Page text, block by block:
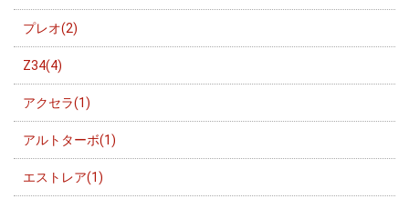
プレオ(2)
Z34(4)
アクセラ(1)
アルトターボ(1)
エストレア(1)